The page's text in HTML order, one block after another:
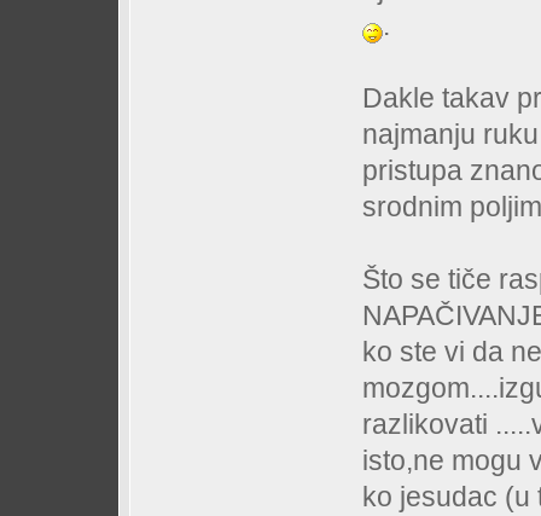
.
Dakle takav
najmanju
pristupa
srodnim
Što se tiče
ko ste vi da
razlikovati
isto,ne mogu
ko jesudac (u